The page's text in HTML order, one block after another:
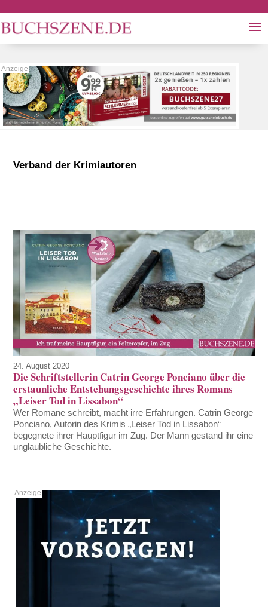
Verband der Krimiautoren
24. August 2020
Die Schriftstellerin Catrin George Ponciano über die
erstaunliche Entstehungsgeschichte ihres Romans
„Leiser Tod in Lissabon“
Wer Romane schreibt, macht irre Erfahrungen. Catrin George
Ponciano, Autorin des Krimis „Leiser Tod in Lissabon“
begegnete ihrer Hauptfigur im Zug. Der Mann gestand ihr eine
unglaubliche Geschichte.